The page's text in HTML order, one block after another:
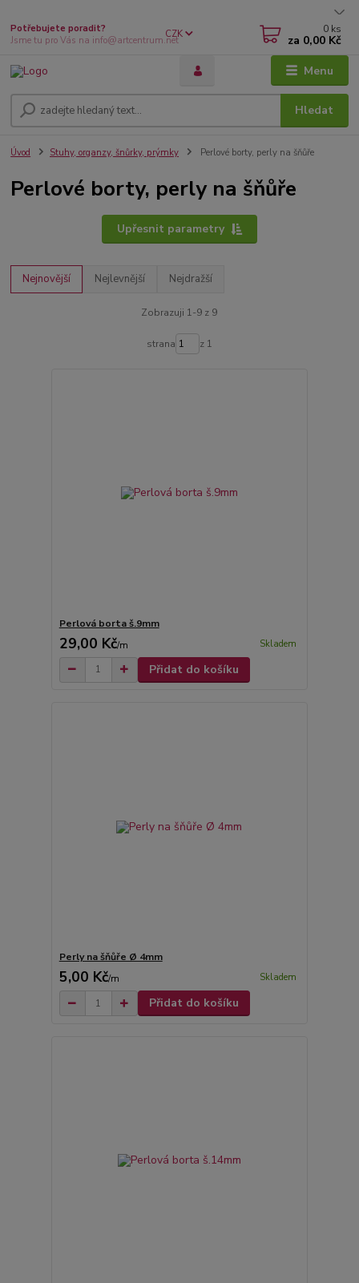
Menu
CZK
Hledat
Potřebujete poradit?
Jsme tu pro Vás na info@artcentrum.net
0 ks
za 0,00 Kč
Úvod Stuhy, organzy, šnůrky, prýmky Perlové borty, perly na šňůře
Perlové borty, perly na šňůře
Upřesnit parametry
Nejnovější Nejlevnější Nejdražší
Zobrazuji 1-9 z 9
strana z 1
Perlová borta š.9mm
29,00 Kč/m Skladem
Přidat do košíku
Perly na šňůře Ø 4mm
5,00 Kč/m Skladem
Přidat do košíku